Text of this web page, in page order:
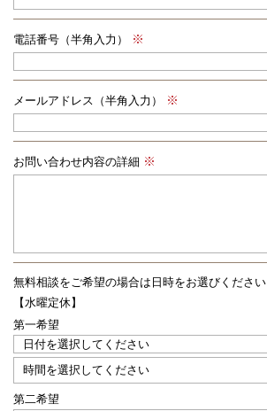
電話番号（半角入力）
メールアドレス（半角入力）
お問い合わせ内容の詳細
無料相談をご希望の場合は 日時をお選びください
【水曜定休】
第一希望
第二希望